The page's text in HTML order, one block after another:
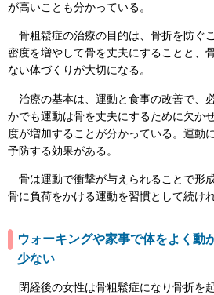
が高いことも分かっている。
骨粗鬆症の治療の目的は、骨折を防ぐ
密度を増やして骨を丈夫にすることと、
ない体づくりが大切になる。
治療の基本は、運動と食事の改善で、
かでも運動は骨を丈夫にするために欠か
度が増加することが分かっている。運動
予防する効果がある。
骨は運動で衝撃が与えられることで形
骨に負荷をかける運動を習慣として続け
ウォーキングや家事で体をよく動
少ない
閉経後の女性は骨粗鬆症になり骨折を